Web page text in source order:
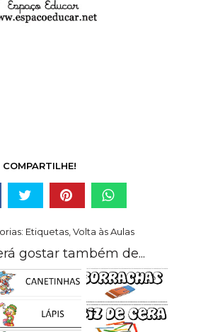
COMPARTILHE!
Etiquetas,Volta às Aulas
gostar também de...